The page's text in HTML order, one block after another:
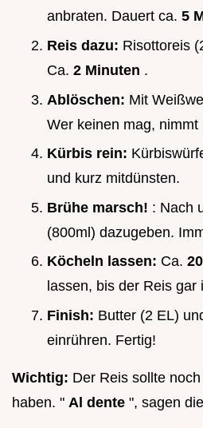
anbraten. Dauert ca. 5
Reis dazu: Risottoreis
Ca. 2 Minuten .
Ablöschen: Mit
Wer keinen mag, nimmt
Kürbis rein:
und kurz mitdünsten.
Brühe marsch! : Nach
(800ml) dazugeben.
Köcheln lassen: Ca.
lassen, bis der Reis gar
Finish: Butter (2 EL)
einrühren. Fertig!
Wichtig: Der Reis sollte
haben. " Al dente ", sagen